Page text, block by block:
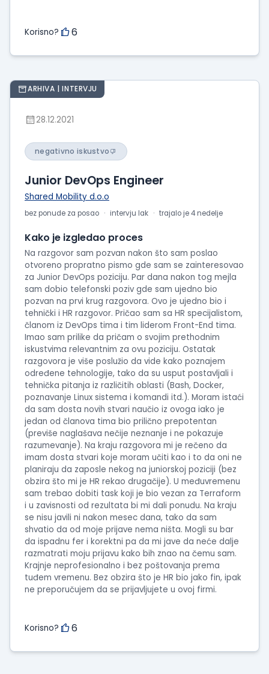
Korisno? 6
ARHIVA | INTERVJU
28.12.2021
negativno iskustvo
Junior DevOps Engineer
Shared Mobility d.o.o
bez ponude za posao intervju lak trajalo je 4 nedelje
Kako je izgledao proces
Na razgovor sam pozvan nakon što sam poslao
otvoreno propratno pismo gde sam se zainteresovao
za Junior DevOps poziciju. Par dana nakon tog mejla
sam dobio telefonski poziv gde sam ujedno bio
pozvan na prvi krug razgovora. Ovo je ujedno bio i
tehnički i HR razgovor. Pričao sam sa HR specijalistom,
članom iz DevOps tima i tim liderom Front-End tima.
Imao sam prilike da pričam o svojim prethodnim
iskustvima relevantnim za ovu poziciju. Ostatak
razgovora je više poslužio da vide kako poznajem
određene tehnologije, tako da su usput postavljali i
tehnička pitanja iz različitih oblasti (Bash, Docker,
poznavanje Linux sistema i komandi itd.). Moram istaći
da sam dosta novih stvari naučio iz ovoga iako je
jedan od članova tima bio prilično prepotentan
(previše naglašava nečije neznanje i ne pokazuje
razumevanje). Na kraju razgovora mi je rečeno da
imam dosta stvari koje moram učiti kao i to da oni ne
planiraju da zaposle nekog na juniorskoj poziciji (bez
obzira što mi je HR rekao drugačije). U međuvremenu
sam trebao dobiti task koji je bio vezan za Terraform
i u zavisnosti od rezultata bi mi dali ponudu. Na kraju
se nisu javili ni nakon mesec dana, tako da sam
shvatio da od moje prijave nema ništa. Mogli su bar
da ispadnu fer i korektni pa da mi jave da neće dalje
razmatrati moju prijavu kako bih znao na čemu sam.
Krajnje neprofesionalno i bez poštovanja prema
tuđem vremenu. Bez obzira što je HR bio jako fin, ipak
ne preporučujem da se prijavljujete u ovoj firmi.
Korisno? 6